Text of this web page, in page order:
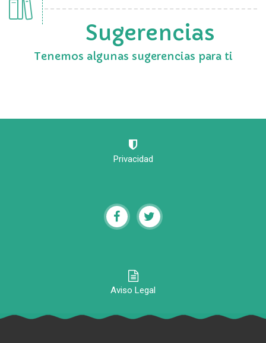
Sugerencias
Tenemos algunas sugerencias para ti
Privacidad
Aviso Legal